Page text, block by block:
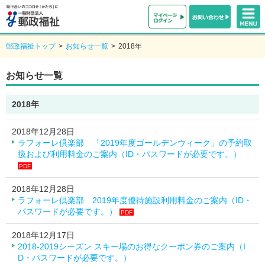
郵政福祉トップ > お知らせ一覧 > 2018年
お知らせ一覧
2018年
2018年12月28日
ラフォーレ倶楽部 「2019年度ゴールデンウィーク」の予約取
扱および利用料金のご案内（ID・パスワードが必要です。）
PDF
2018年12月28日
ラフォーレ倶楽部 2019年度優待施設利用料金のご案内（ID・
パスワードが必要です。）
PDF
2018年12月17日
2018-2019シーズン スキー場のお得なクーポン券のご案内（I
D・パスワードが必要です。）